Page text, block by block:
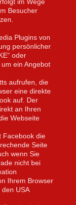
Besucher
Plugins von
persönlicher
oder
um ein Angebot
aufrufen, die
eine direkte
auf. Der
an Ihren
Webseite
Facebook die
Seite
wenn Sie
nicht bei
Ihrem Browser
USA